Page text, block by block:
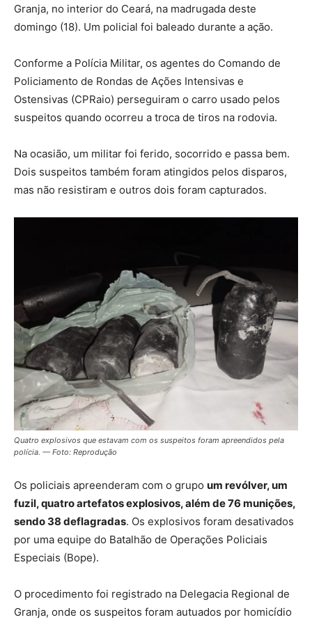
Granja, no interior do Ceará, na madrugada deste
domingo (18). Um policial foi baleado durante a ação.
Conforme a Polícia Militar, os agentes do Comando de
Policiamento de Rondas de Ações Intensivas e
Ostensivas (CPRaio) perseguiram o carro usado pelos
suspeitos quando ocorreu a troca de tiros na rodovia.
Na ocasião, um militar foi ferido, socorrido e passa bem.
Dois suspeitos também foram atingidos pelos disparos,
mas não resistiram e outros dois foram capturados.
Quatro explosivos que estavam com os suspeitos foram apreendidos pela
polícia. — Foto: Reprodução
Os policiais apreenderam com o grupo um revólver, um
fuzil, quatro artefatos explosivos, além de 76 munições,
sendo 38 deflagradas. Os explosivos foram desativados
por uma equipe do Batalhão de Operações Policiais
Especiais (Bope).
O procedimento foi registrado na Delegacia Regional de
Granja, onde os suspeitos foram autuados por homicídio